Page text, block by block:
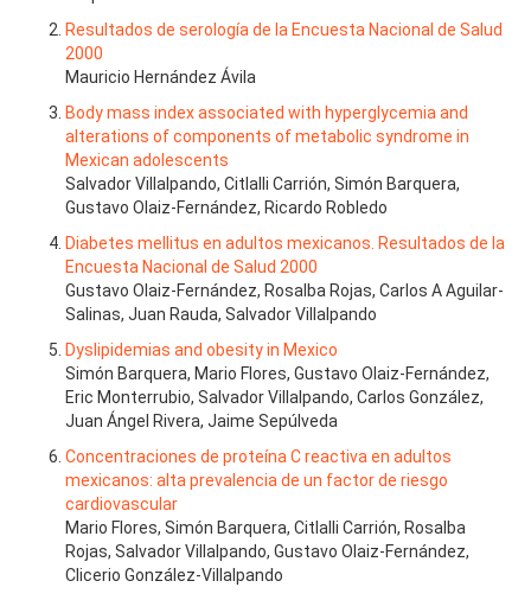
Resultados de serología de la Encuesta Nacional de Salud
2000
Mauricio Hernández Ávila
Body mass index associated with hyperglycemia and
alterations of components of metabolic syndrome in
Mexican adolescents
Salvador Villalpando, Citlalli Carrión, Simón Barquera,
Gustavo Olaiz-Fernández, Ricardo Robledo
Diabetes mellitus en adultos mexicanos. Resultados de la
Encuesta Nacional de Salud 2000
Gustavo Olaiz-Fernández, Rosalba Rojas, Carlos A Aguilar-
Salinas, Juan Rauda, Salvador Villalpando
Dyslipidemias and obesity in Mexico
Simón Barquera, Mario Flores, Gustavo Olaiz-Fernández,
Eric Monterrubio, Salvador Villalpando, Carlos González,
Juan Ángel Rivera, Jaime Sepúlveda
Concentraciones de proteína C reactiva en adultos
mexicanos: alta prevalencia de un factor de riesgo
cardiovascular
Mario Flores, Simón Barquera, Citlalli Carrión, Rosalba
Rojas, Salvador Villalpando, Gustavo Olaiz-Fernández,
Clicerio González-Villalpando